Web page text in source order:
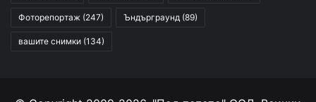
Фоторепортаж (247) Ъндърграунд (89)
вашите снимки (134)